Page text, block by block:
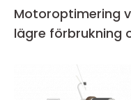
Motoroptimering
lägre förbrukning